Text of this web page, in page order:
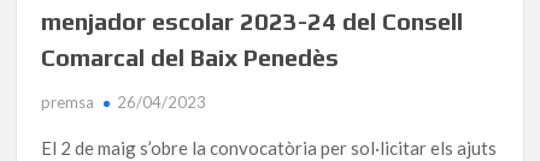
menjador escolar 2023-24 del Consell
Comarcal del Baix Penedès
premsa 26/04/2023
El 2 de maig s’obre la convocatòria per sol·licitar els ajuts